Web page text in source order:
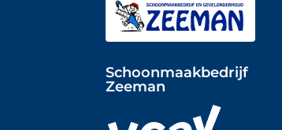
Schoonmaakbedrijf
Zeeman